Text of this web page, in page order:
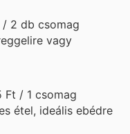
2 db csomag
vagy
Ft / 1 csomag
étel, ideális ebédre